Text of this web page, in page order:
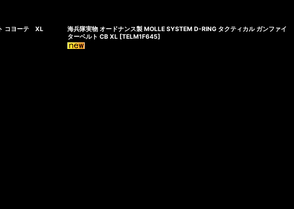
コヨーテ XL
海兵隊実物 オードナンス製 MOLLE SYSTEM D-RING タクティカル ガンファイ
ターベルト CB XL [TELM1F645]